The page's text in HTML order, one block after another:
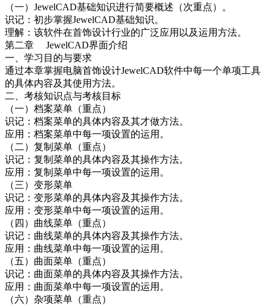
（一）JewelCAD基础知识进行简要概述（次重点）。
识记：初步掌握JewelCAD基础知识。
理解：该软件在首饰设计行业的广泛应用以及运用方法。
第二章 JewelCAD界面介绍
一、学习目的与要求
通过本章掌握电脑首饰设计JewelCAD软件中每一个单项工具
的具体内容及其使用方法。
二、考核知识点与考核目标
（一）档案菜单（重点）
识记：档案菜单的具体内容及其才做方法。
应用：档案菜单中每一项设置的运用。
（二）复制菜单（重点）
识记：复制菜单的具体内容及其操作方法。
应用：复制菜单中每一项设置的运用。
（三）变形菜单
识记：变形菜单的具体内容及其操作方法。
应用：变形菜单中每一项设置的运用。
（四）曲线菜单（重点）
识记：曲线菜单的具体内容及其操作方法。
应用：曲线菜单中每一项设置的运用。
（五）曲面菜单（重点）
识记：曲面菜单的具体内容及其操作方法。
应用：曲面菜单中每一项设置的运用。
（六）杂项菜单（重点）